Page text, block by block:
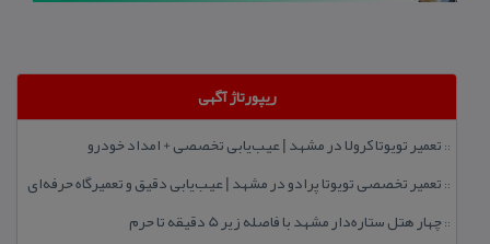
ریپورتاژ آگهی
:: تعمیر تویوتا كرولا در مشهد | عیب‌یابی تخصصی + امداد خودرو
:: تعمیر تخصصی تویوتا پرادو در مشهد | عیب‌یابی دقیق و تعمیرگاه حرفه‌ای
::چهار هتل‌ ستاره‌دار مشهد با فاصله زیر 5 دقیقه تا حرم